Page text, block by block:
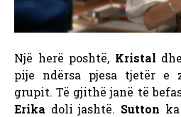
Një herë poshtë, Kristal dhe
pije ndërsa pjesa tjetër e
grupit. Të gjithë janë të
Erika doli jashtë. Sutton